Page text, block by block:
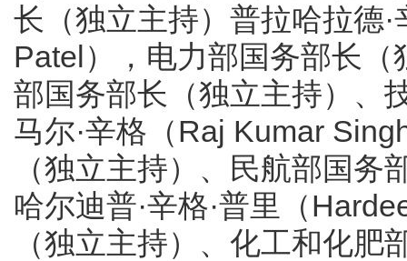
长（独立主持）普拉哈拉德
Patel），电力部国务部长
部国务部长（独立主持）、
马尔·辛格（Raj Kumar
（独立主持）、民航部国
哈尔迪普·辛格·普里（
（独立主持）、化工和化肥